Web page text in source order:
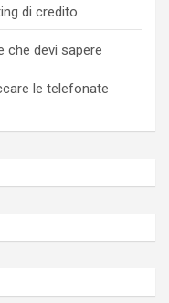
di credito
che devi sapere
le telefonate